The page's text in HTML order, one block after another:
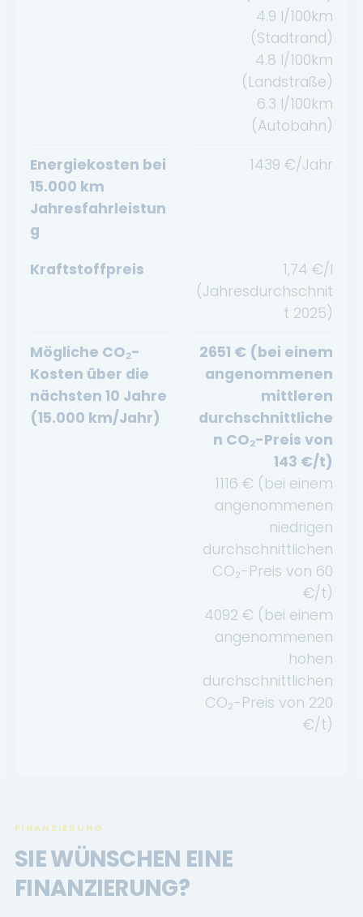
4.9 l/100km
(Stadtrand)
4.8 l/100km
(Landstraße)
6.3 l/100km
(Autobahn)
Energiekosten bei
15.000 km
Jahresfahrleistun
g
1439 €/Jahr
Kraftstoffpreis 1,74 €/l
(Jahresdurchschnit
t 2025)
Mögliche CO₂-
Kosten über die
nächsten 10 Jahre
(15.000 km/Jahr)
2651 € (bei einem
angenommenen
mittleren
durchschnittliche
n CO₂-Preis von
143 €/t)
1116 € (bei einem
angenommenen
niedrigen
durchschnittlichen
CO₂-Preis von 60
€/t)
4092 € (bei einem
angenommenen
hohen
durchschnittlichen
CO₂-Preis von 220
€/t)
FINANZIERUNG
SIE WÜNSCHEN EINE
FINANZIERUNG?